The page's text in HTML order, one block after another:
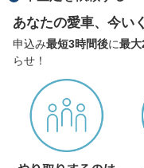
あなたの愛車、今い
申込み最短3時間後に最
らせ！